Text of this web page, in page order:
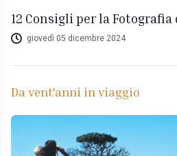
12 Consigli per la
giovedì 05 dicembre 2024
Da vent'anni in viaggio